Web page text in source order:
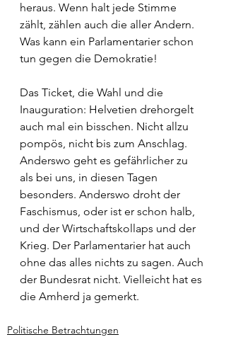
heraus. Wenn halt jede Stimme
zählt, zählen auch die aller Andern.
Was kann ein Parlamentarier schon
tun gegen die Demokratie!
Das Ticket, die Wahl und die
Inauguration: Helvetien drehorgelt
auch mal ein bisschen. Nicht allzu
pompös, nicht bis zum Anschlag.
Anderswo geht es gefährlicher zu
als bei uns, in diesen Tagen
besonders. Anderswo droht der
Faschismus, oder ist er schon halb,
und der Wirtschaftskollaps und der
Krieg. Der Parlamentarier hat auch
ohne das alles nichts zu sagen. Auch
der Bundesrat nicht. Vielleicht hat es
die Amherd ja gemerkt.
Politische Betrachtungen